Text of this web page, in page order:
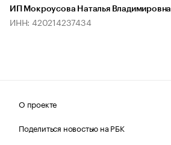
ИП Мокроусова Наталья Владимировна
ИНН: 420214237434
О проекте
Поделиться новостью на РБК